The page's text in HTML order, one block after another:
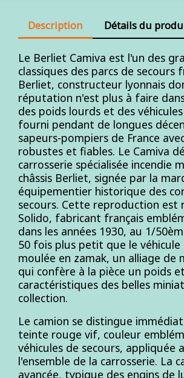
Description Détails du
Le Berliet Camiva est l'un des
classiques des parcs de secours
Berliet, constructeur lyonnais
réputation n'est plus à faire
des poids lourds et des
fourni pendant de longues
sapeurs-pompiers de France
robustes et fiables. Le Camiva
carrosserie spécialisée incendie
châssis Berliet, signée par la
équipementier historique des
secours. Cette reproduction est
Solido, fabricant français
dans les années 1930, au 1/
50 fois plus petit que le véhicule
moulée en zamak, un alliage de
qui confère à la pièce un poids
caractéristiques des belles
collection.
Le camion se distingue
teinte rouge vif, couleur
véhicules de secours, appliquée
l'ensemble de la carrosserie. La
avancée, typique des engins de